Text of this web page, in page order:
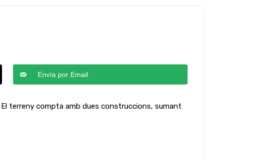
Envía por Email
terreny compta amb dues construccions, sumant